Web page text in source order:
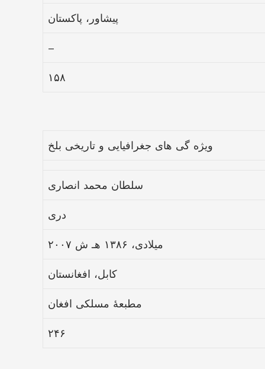
پیشاور، پاکستان
–
۱۵۸
ویژه گی های جغرافیایی و تاریخی بلخ
سلطان محمد انصاری
دری
۲۰۰۷ میلادی، ۱۳۸۶ هـ ش
کابل، افغانستان
مطبعهٔ مسلکی افغان
۲۴۶